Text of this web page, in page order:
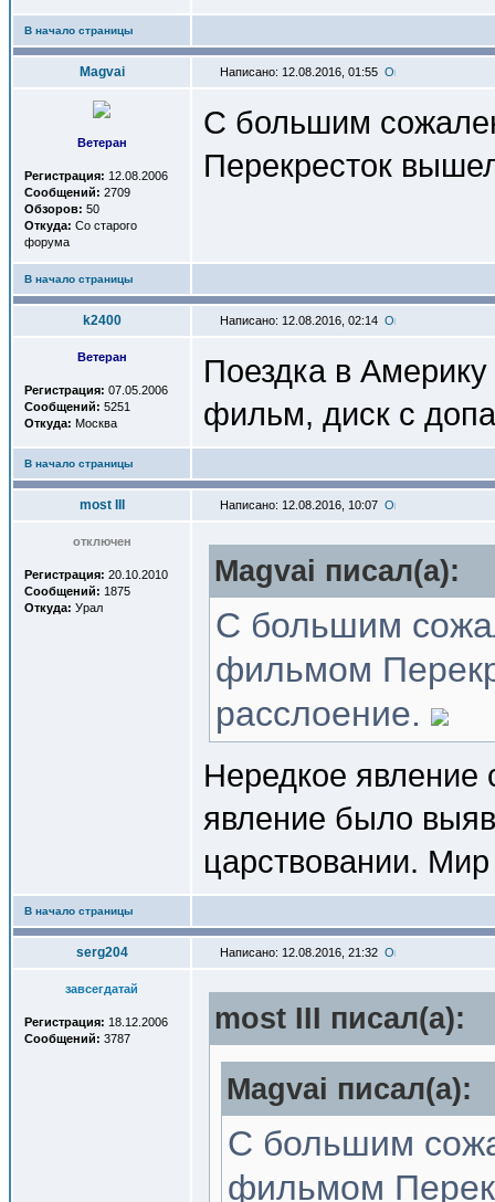
В начало страницы
Magvai Написано: 12.08.2016, 01:55
Ветеран
Регистрация: 12.08.2006
Сообщений: 2709
Обзоров: 50
Откуда: Со старого
форума
С большим
Перекресток
В начало страницы
k2400 Написано: 12.08.2016, 02:14
Ветеран
Регистрация: 07.05.2006
Сообщений: 5251
Откуда: Москва
Поездка в
фильм, диск с
В начало страницы
most III Написано: 12.08.2016, 10:07
отключен
Регистрация: 20.10.2010
Сообщений: 1875
Откуда: Урал
Magvai писал(a):
С большим
фильмом
расслоение.
Нередкое
явление было
царствовании.
В начало страницы
serg204 Написано: 12.08.2016, 21:32
завсегдатай
Регистрация: 18.12.2006
Сообщений: 3787
most III писал(a):
Magvai писал(a):
С большим
фильмом